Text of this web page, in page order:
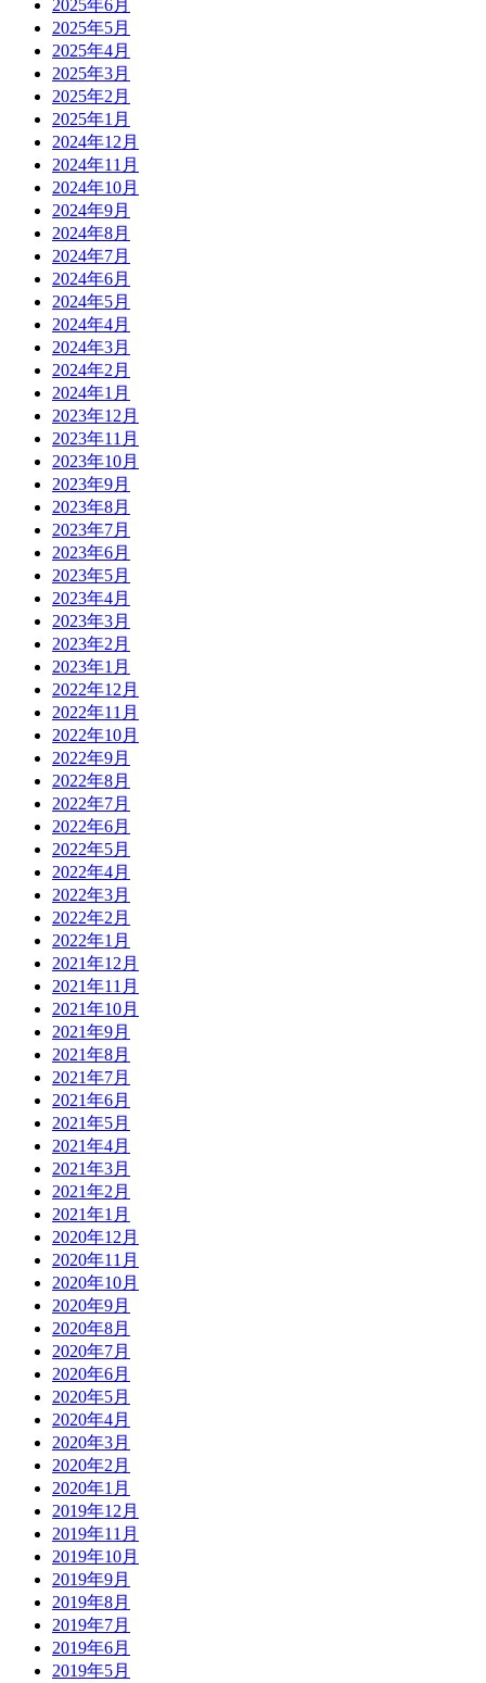
2025年6月
2025年5月
2025年4月
2025年3月
2025年2月
2025年1月
2024年12月
2024年11月
2024年10月
2024年9月
2024年8月
2024年7月
2024年6月
2024年5月
2024年4月
2024年3月
2024年2月
2024年1月
2023年12月
2023年11月
2023年10月
2023年9月
2023年8月
2023年7月
2023年6月
2023年5月
2023年4月
2023年3月
2023年2月
2023年1月
2022年12月
2022年11月
2022年10月
2022年9月
2022年8月
2022年7月
2022年6月
2022年5月
2022年4月
2022年3月
2022年2月
2022年1月
2021年12月
2021年11月
2021年10月
2021年9月
2021年8月
2021年7月
2021年6月
2021年5月
2021年4月
2021年3月
2021年2月
2021年1月
2020年12月
2020年11月
2020年10月
2020年9月
2020年8月
2020年7月
2020年6月
2020年5月
2020年4月
2020年3月
2020年2月
2020年1月
2019年12月
2019年11月
2019年10月
2019年9月
2019年8月
2019年7月
2019年6月
2019年5月